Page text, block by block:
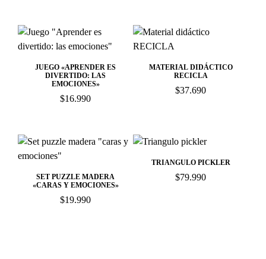
JUEGO «APRENDER ES
DIVERTIDO: LAS
EMOCIONES»
$16.990
MATERIAL DIDÁCTICO
RECICLA
$37.690
SET PUZZLE MADERA
«CARAS Y EMOCIONES»
$19.990
TRIANGULO PICKLER
$79.990